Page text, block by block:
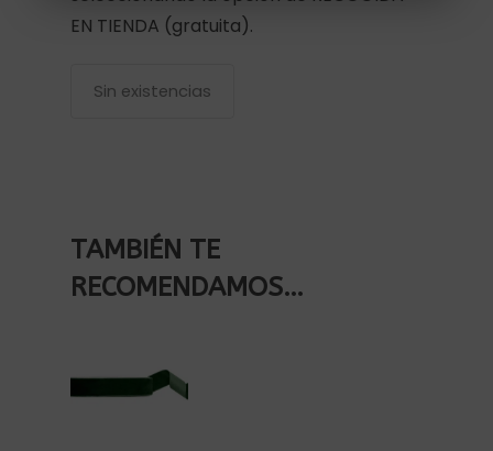
EN TIENDA (gratuita).
Sin existencias
TAMBIÉN TE
RECOMENDAMOS…